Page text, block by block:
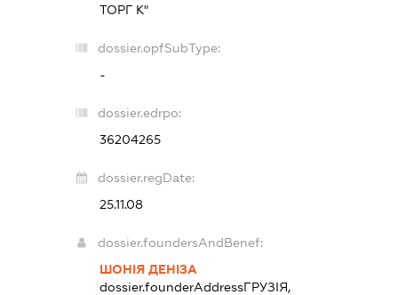
ТОРГ К"
dossier.opfSubType:
-
dossier.edrpo:
36204265
dossier.regDate:
25.11.08
dossier.foundersAndBenef:
ШОНІЯ ДЕНІЗА
dossier.founderAddressГРУЗІЯ,